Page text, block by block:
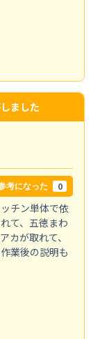
ました
考になった 0
チン単体で依
て、五徳まわ
カが取れて、
業後の説明も